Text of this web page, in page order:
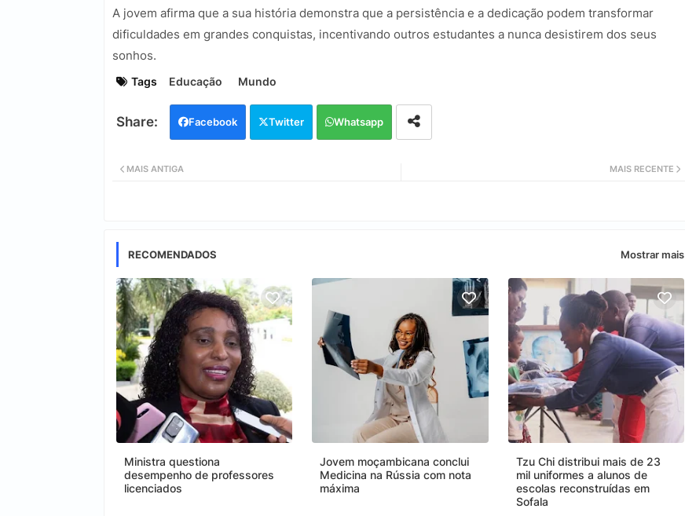
A jovem afirma que a sua história demonstra que a persistência e a dedicação podem transformar
dificuldades em grandes conquistas, incentivando outros estudantes a nunca desistirem dos seus
sonhos.
Tags Educação Mundo
Facebook Twitter Whatsapp
MAIS RECENTE
MAIS ANTIGA
RECOMENDADOS Mostrar mais
Ministra questiona
desempenho de professores
licenciados
Jovem moçambicana conclui
Medicina na Rússia com nota
máxima
Tzu Chi distribui mais de 23
mil uniformes a alunos de
escolas reconstruídas em
Sofala